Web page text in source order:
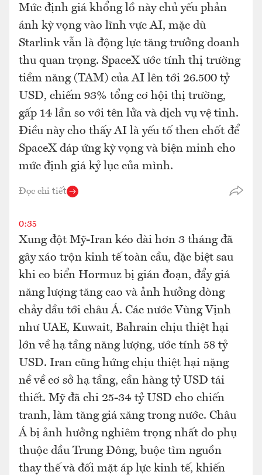
Mức định giá khổng lồ này chủ yếu phản
ánh kỳ vọng vào lĩnh vực AI, mặc dù
Starlink vẫn là động lực tăng trưởng doanh
thu quan trọng. SpaceX ước tính thị trường
tiềm năng (TAM) của AI lên tới 26.500 tỷ
USD, chiếm 93% tổng cơ hội thị trường,
gấp 14 lần so với tên lửa và dịch vụ vệ tinh.
Điều này cho thấy AI là yếu tố then chốt để
SpaceX đáp ứng kỳ vọng và biện minh cho
mức định giá kỷ lục của mình.
Đọc chi tiết
0:35
Xung đột Mỹ-Iran kéo dài hơn 3 tháng đã
gây xáo trộn kinh tế toàn cầu, đặc biệt sau
khi eo biển Hormuz bị gián đoạn, đẩy giá
năng lượng tăng cao và ảnh hưởng dòng
chảy dầu tới châu Á. Các nước Vùng Vịnh
như UAE, Kuwait, Bahrain chịu thiệt hại
lớn về hạ tầng năng lượng, ước tính 58 tỷ
USD. Iran cũng hứng chịu thiệt hại nặng
nề về cơ sở hạ tầng, cần hàng tỷ USD tái
thiết. Mỹ đã chi 25-34 tỷ USD cho chiến
tranh, làm tăng giá xăng trong nước. Châu
Á bị ảnh hưởng nghiêm trọng nhất do phụ
thuộc dầu Trung Đông, buộc tìm nguồn
thay thế và đối mặt áp lực kinh tế, khiến